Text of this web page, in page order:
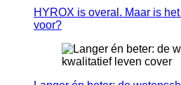
HYROX is overal. Maar is
voor?